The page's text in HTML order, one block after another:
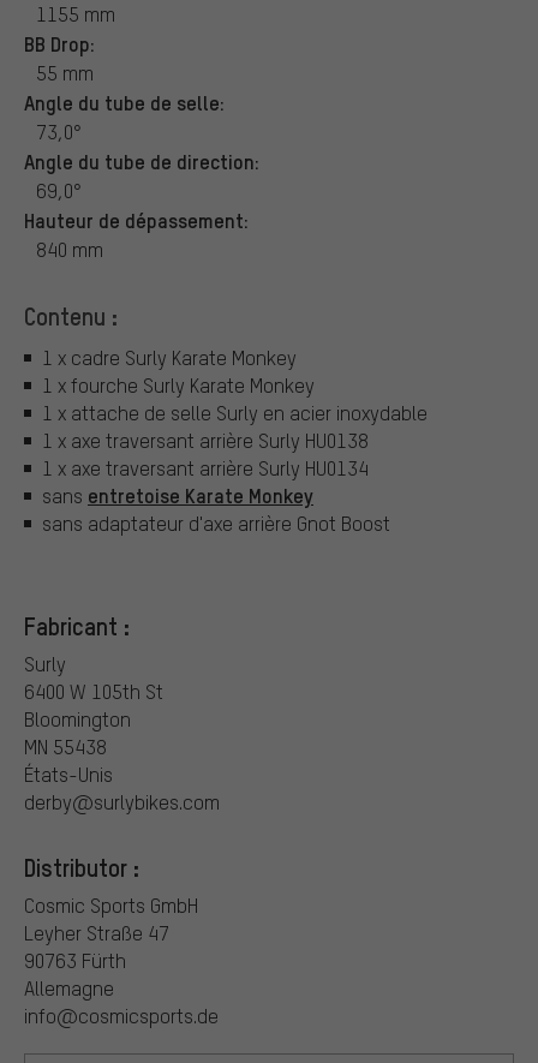
1155 mm
BB Drop:
55 mm
Angle du tube de selle:
73,0°
Angle du tube de direction:
69,0°
Hauteur de dépassement:
840 mm
Contenu :
1 x cadre Surly Karate Monkey
1 x fourche Surly Karate Monkey
1 x attache de selle Surly en acier inoxydable
1 x axe traversant arrière Surly HU0138
1 x axe traversant arrière Surly HU0134
sans entretoise Karate Monkey
sans adaptateur d'axe arrière Gnot Boost
Fabricant :
Surly
6400 W 105th St
Bloomington
MN 55438
États-Unis
derby@surlybikes.com
Distributor :
Cosmic Sports GmbH
Leyher Straße 47
90763 Fürth
Allemagne
info@cosmicsports.de